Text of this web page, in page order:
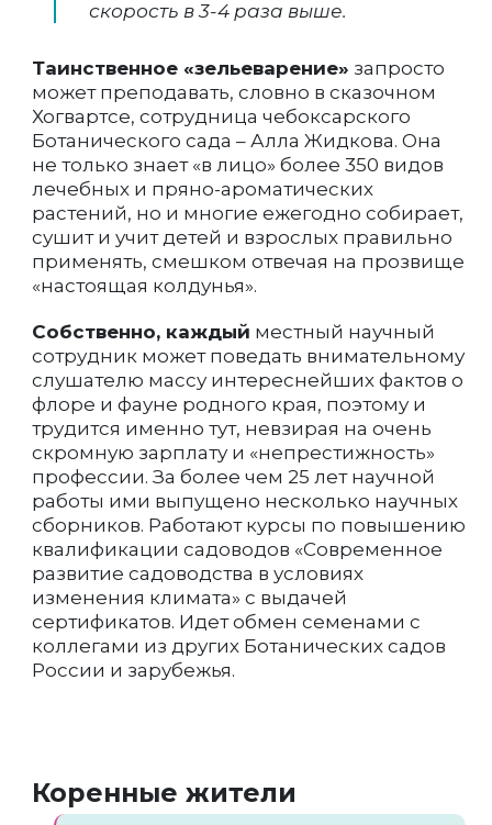
скорость в 3-4 раза выше.
Таинственное «зельеварение» запросто
может преподавать, словно в сказочном
Хогвартсе, сотрудница чебоксарского
Ботанического сада – Алла Жидкова. Она
не только знает «в лицо» более 350 видов
лечебных и пряно-ароматических
растений, но и многие ежегодно собирает,
сушит и учит детей и взрослых правильно
применять, смешком отвечая на прозвище
«настоящая колдунья».
Собственно, каждый местный научный
сотрудник может поведать внимательному
слушателю массу интереснейших фактов о
флоре и фауне родного края, поэтому и
трудится именно тут, невзирая на очень
скромную зарплату и «непрестижность»
профессии. За более чем 25 лет научной
работы ими выпущено несколько научных
сборников. Работают курсы по повышению
квалификации садоводов «Современное
развитие садоводства в условиях
изменения климата» с выдачей
сертификатов. Идет обмен семенами с
коллегами из других Ботанических садов
России и зарубежья.
Коренные жители